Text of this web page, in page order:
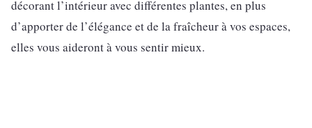
décorant l’intérieur avec différentes plantes, en plus
d’apporter de l’élégance et de la fraîcheur à vos espaces,
elles vous aideront à vous sentir mieux.